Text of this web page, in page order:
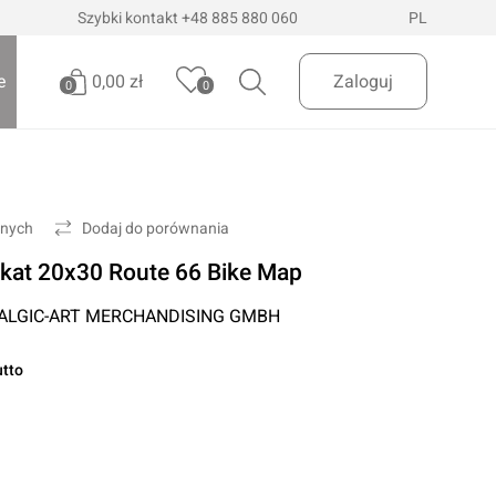
Szybki kontakt +48 885 880 060 PL
Latarki czołowe
Lampy wielofunkcyjne
0 0,00 zł
Realizuj zamówienie
DostawaInPost Paczkomatyjuż od 200zł
0 Zaloguj
Dodaj do porównania
20x30 Route 66 Bike Map
ART MERCHANDISING GMBH